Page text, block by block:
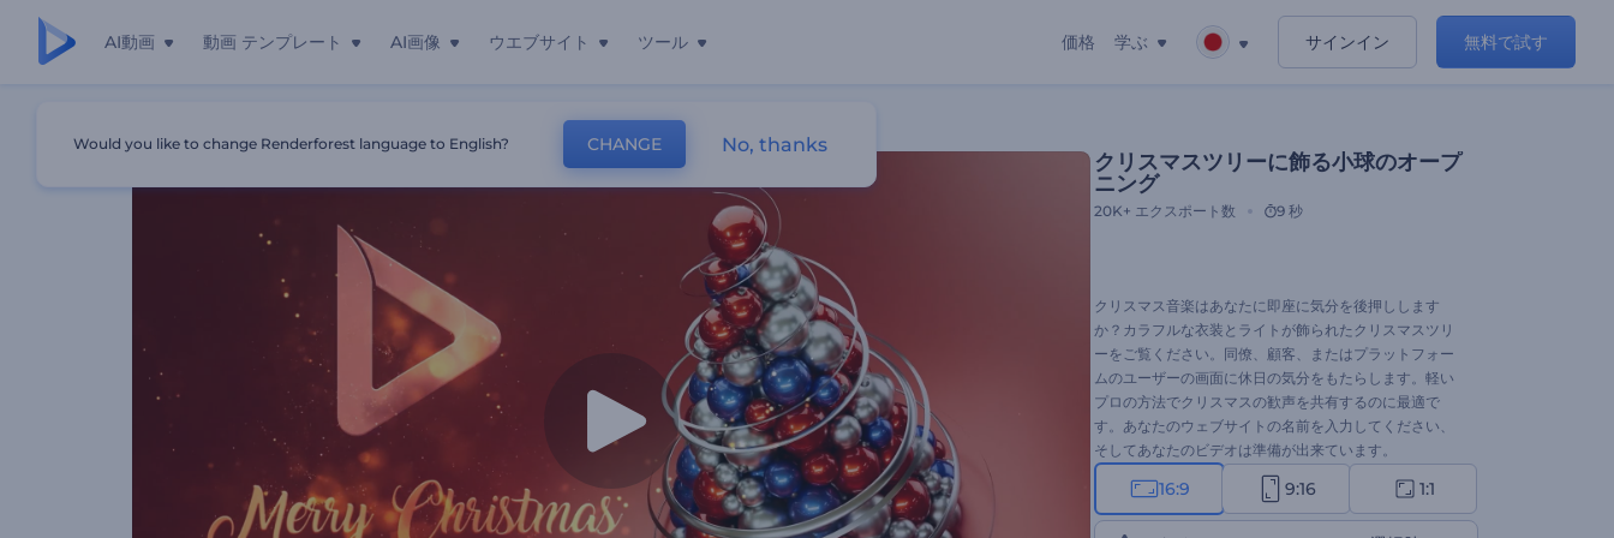
AI動画 動画 テンプレート AI画像 ウエブサイト ツール 価格 学ぶ サインイン 無料で試す
クリスマスツリーに飾る小球のオープニング
クリスマスツリーに飾る小球のオープ
ニング
20K+ エクスポート数 9 秒
クリスマス音楽はあなたに即座に気分を後押しします
か？カラフルな衣装とライトが飾られたクリスマスツリ
ーをご覧ください。同僚、顧客、またはプラットフォー
ムのユーザーの画面に休日の気分をもたらします。軽い
プロの方法でクリスマスの歓声を共有するのに最適で
す。あなたのウェブサイトの名前を入力してください、
そしてあなたのビデオは準備が出来ています。
16:9 9:16 1:1
Would you like to change Renderforest language to English? CHANGE No, thanks